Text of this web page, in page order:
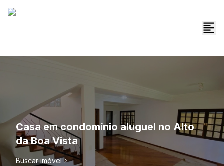
Casa em condomínio aluguel no Alto
da Boa Vista
Buscar imóvel